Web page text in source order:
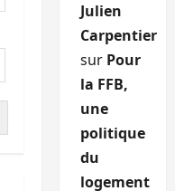
Julien
Carpentier
sur Pour
la FFB,
une
politique
du
logement